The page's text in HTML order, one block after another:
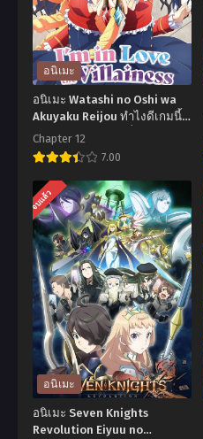
อนิเมะ
อนิเมะ Watashi no Oshi wa
Akuyaku Reijou ทำไงดีเกมนี้
นางร้ายน่ารัก ตอนที่1-12 ซับ
ไทย
Chapter 12
7.00
อ
นิ
เมะ
Watashi
no
Oshi
wa
Akuyaku
Reijou
ทำ
ไง
จบแล้ว
อนิเมะ
อนิเมะ Seven Knights
Revolution Eiyuu no